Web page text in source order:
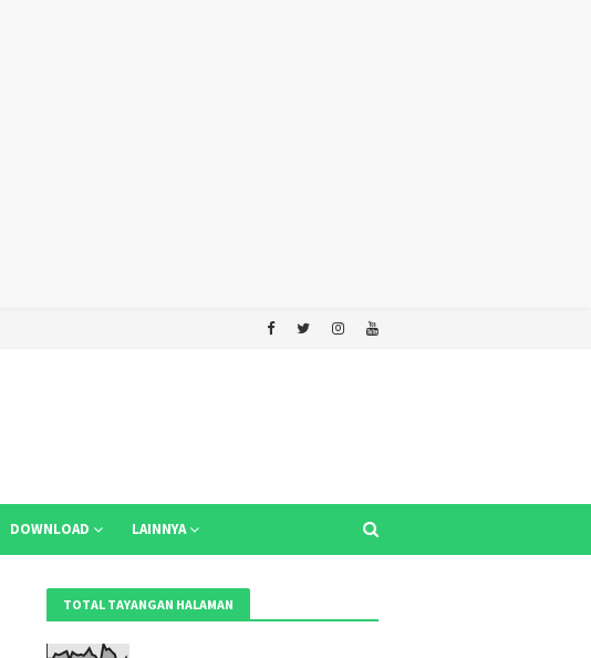
DOWNLOAD LAINNYA
TOTAL TAYANGAN HALAMAN